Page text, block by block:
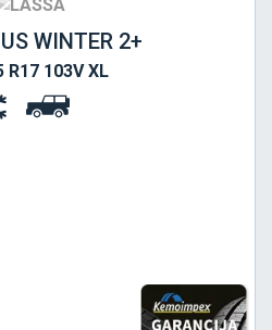
WINTER 2+
R17 103V XL